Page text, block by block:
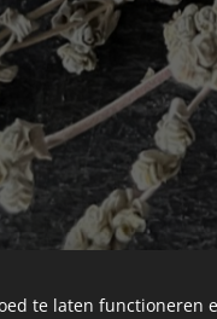
te laten functioneren